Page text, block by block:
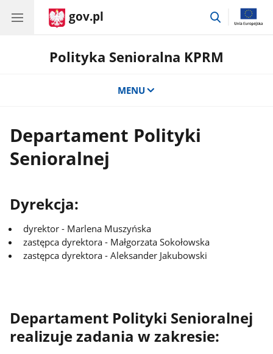
gov.pl
przejdź
Polityka Senioralna KPRM
MENU
Departament Polityki
Senioralnej
Dyrekcja:
dyrektor - Marlena Muszyńska
zastępca dyrektora - Małgorzata Sokołowska
zastępca dyrektora - Aleksander Jakubowski
Departament Polityki Senioralnej
realizuje zadania w zakresie: